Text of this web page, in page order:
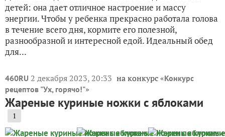
детей: она дает отличное настроение и массу
энергии. Чтобы у ребенка прекрасно работала голова
в течение всего дня, кормите его полезной,
разнообразной и интересной едой. Идеальный обед
для...
460RU 2 декабря 2023, 20:33 на конкурс «Конкурс
рецептов "Ух, горячо!"»
Жареные куриные ножки с яблоками
1